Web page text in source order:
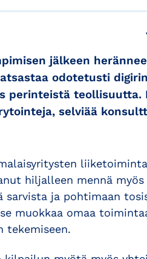
jälkeen
odotetusti
perinteistä teollisuutta.
selviää
hiljalleen mennä
ja pohtimaan
muokkaa omaa
tekemiseen.